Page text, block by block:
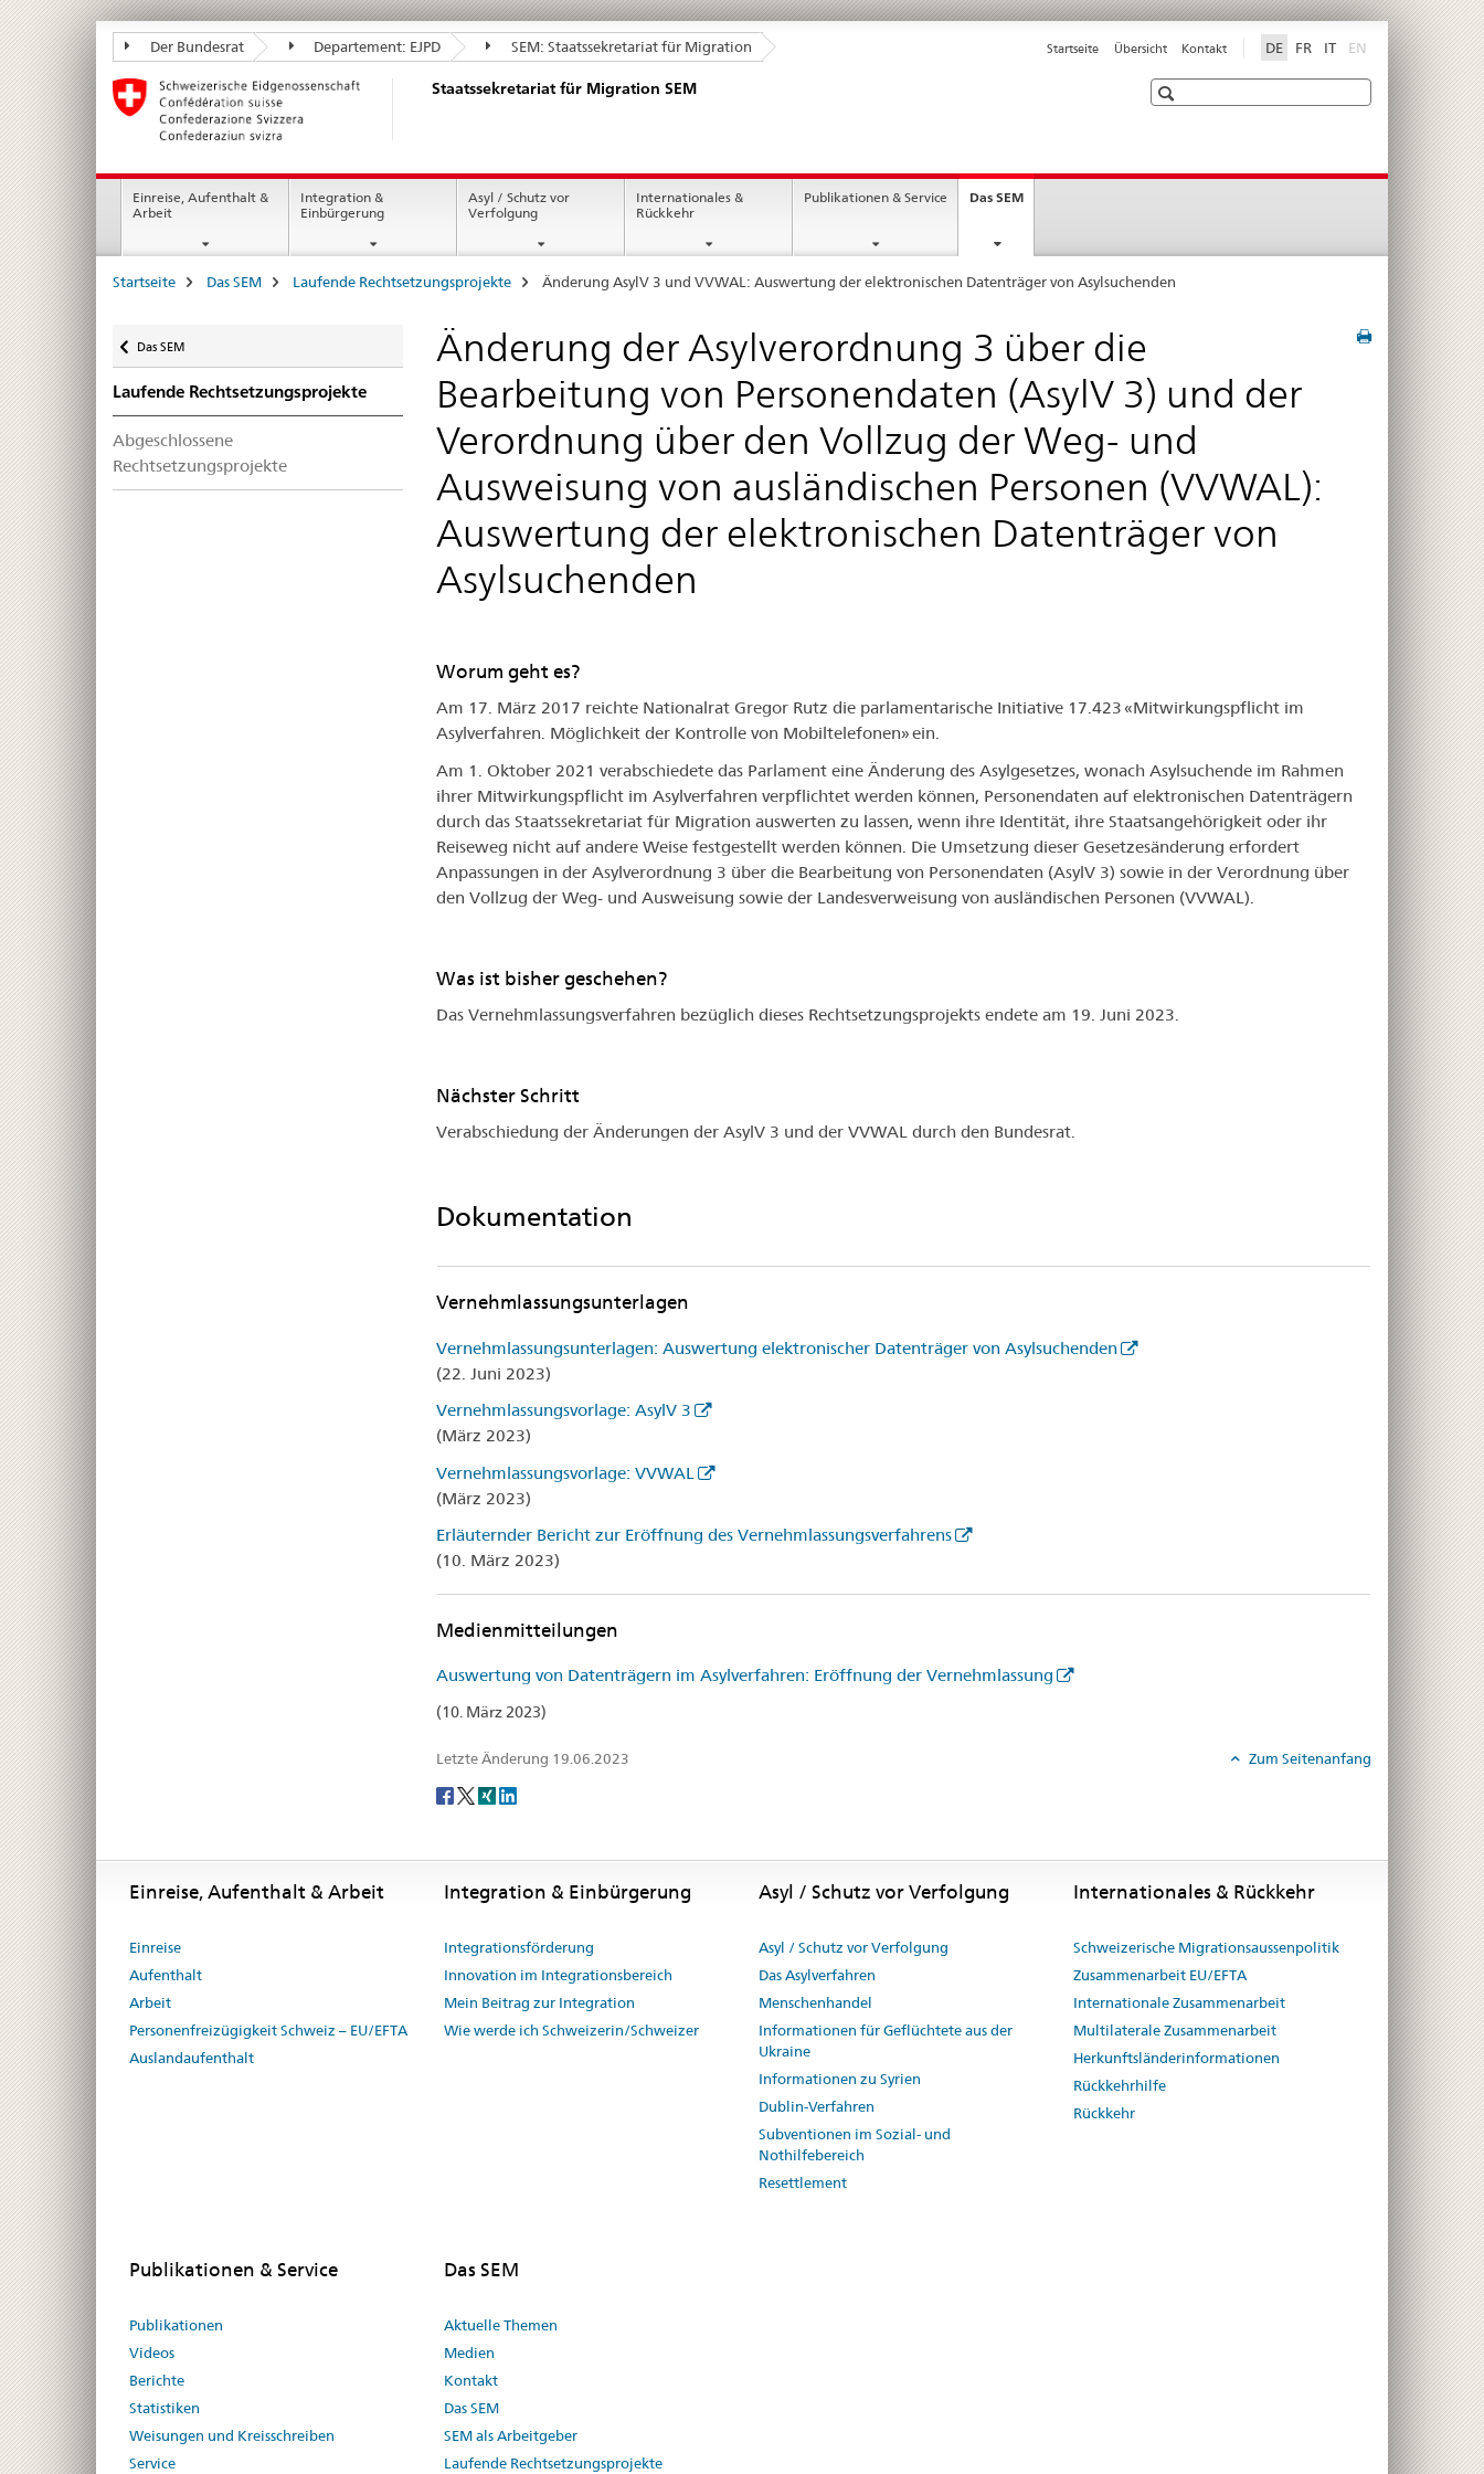
Staatssekretariat
für
Migration
SEM
Der Bundesrat Departement: EJPD SEM: Staatssekretariat für Migration DE FR IT EN
Startseite Übersicht Kontakt
Staatssekretariat für Migration SEM Suche
Hauptnavigation
Einreise, Aufenthalt &
Arbeit
Integration &
Einbürgerung
Asyl / Schutz vor
Verfolgung
Internationales &
Rückkehr
Publikationen & Service Das SEMcurrent
Seitenpfad
Startseite Das SEM Laufende Rechtsetzungsprojekte Änderung AsylV 3 und VVWAL: Auswertung der elektronischen Datenträger von Asylsuchenden
Das SEM
Laufende Rechtsetzungsprojekte
Abgeschlossene
Rechtsetzungsprojekte
Änderung der Asylverordnung 3 über die
Bearbeitung von Personendaten (AsylV 3) und der
Verordnung über den Vollzug der Weg- und
Ausweisung von ausländischen Personen (VVWAL):
Auswertung der elektronischen Datenträger von
Asylsuchenden
Worum geht es?
Am 17. März 2017 reichte Nationalrat Gregor Rutz die parlamentarische Initiative 17.423 «Mitwirkungspflicht im
Asylverfahren. Möglichkeit der Kontrolle von Mobiltelefonen» ein.
Am 1. Oktober 2021 verabschiedete das Parlament eine Änderung des Asylgesetzes, wonach Asylsuchende im Rahmen
ihrer Mitwirkungspflicht im Asylverfahren verpflichtet werden können, Personendaten auf elektronischen Datenträgern
durch das Staatssekretariat für Migration auswerten zu lassen, wenn ihre Identität, ihre Staatsangehörigkeit oder ihr
Reiseweg nicht auf andere Weise festgestellt werden können. Die Umsetzung dieser Gesetzesänderung erfordert
Anpassungen in der Asylverordnung 3 über die Bearbeitung von Personendaten (AsylV 3) sowie in der Verordnung über
den Vollzug der Weg- und Ausweisung sowie der Landesverweisung von ausländischen Personen (VVWAL).
Was ist bisher geschehen?
Das Vernehmlassungsverfahren bezüglich dieses Rechtsetzungsprojekts endete am 19. Juni 2023.
Nächster Schritt
Verabschiedung der Änderungen der AsylV 3 und der VVWAL durch den Bundesrat.
Dokumentation
Vernehmlassungsunterlagen
Vernehmlassungsunterlagen: Auswertung elektronischer Datenträger von Asylsuchenden
(22. Juni 2023)
Vernehmlassungsvorlage: AsylV 3
(März 2023)
Vernehmlassungsvorlage: VVWAL
(März 2023)
Erläuternder Bericht zur Eröffnung des Vernehmlassungsverfahrens
(10. März 2023)
Medienmitteilungen
Auswertung von Datenträgern im Asylverfahren: Eröffnung der Vernehmlassung
(10. März 2023)
Letzte Änderung 19.06.2023
Zum Seitenanfang
Social
Einreise, Aufenthalt & Arbeit
Einreise
Aufenthalt
Arbeit
Personenfreizügigkeit Schweiz – EU/EFTA
Auslandaufenthalt
Integration & Einbürgerung
Integrationsförderung
Innovation im Integrationsbereich
Mein Beitrag zur Integration
Wie werde ich Schweizerin/Schweizer
Asyl / Schutz vor Verfolgung
Asyl / Schutz vor Verfolgung
Das Asylverfahren
Menschenhandel
Informationen für Geflüchtete aus der
Ukraine
Informationen zu Syrien
Dublin-Verfahren
Subventionen im Sozial- und
Nothilfebereich
Resettlement
Internationales & Rückkehr
Schweizerische Migrationsaussenpolitik
Zusammenarbeit EU/EFTA
Internationale Zusammenarbeit
Multilaterale Zusammenarbeit
Herkunftsländerinformationen
Rückkehrhilfe
Rückkehr
Publikationen & Service
Publikationen
Videos
Berichte
Statistiken
Weisungen und Kreisschreiben
Service
Das SEM
Aktuelle Themen
Medien
Kontakt
Das SEM
SEM als Arbeitgeber
Laufende Rechtsetzungsprojekte